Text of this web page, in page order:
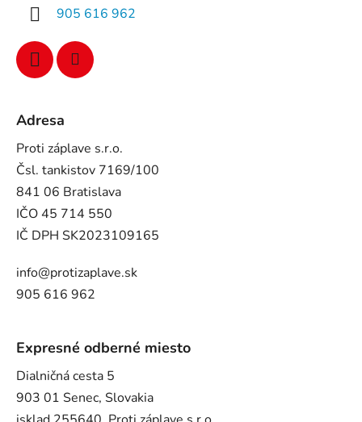
905 616 962
Adresa
Proti záplave s.r.o.
Čsl. tankistov 7169/100
841 06 Bratislava
IČO 45 714 550
IČ DPH SK2023109165
info@protizaplave.sk
905 616 962
Expresné odberné miesto
Dialničná cesta 5
903 01 Senec, Slovakia